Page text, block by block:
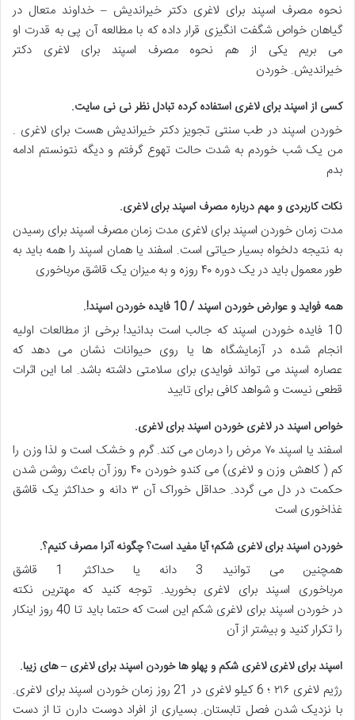
نحوه مصرف اسپند برای لاغری دکتر خیراندیش – خداوند متعال در
گیاهان خواص شگفت انگیزی قرار داده که با مطالعه آن پی به قدرت او
می بریم یکی از هم نحوه مصرف اسپند برای لاغری دکتر
خیراندیش. خوردن
کسی از اسپند برای لاغری استفاده کرده تبادل نظر نی نی سایت.
خوردن اسپند در طب سنتی تجویز دکتر خیراندیش هست برای لاغری .
من یک شب خوردم به شدت حالت تهوع گرفتم و دیگه نتونستم ادامه
بدم
نکات کاربردی و مهم درباره مصرف اسپند برای لاغری.
مدت زمان خوردن اسپند برای لاغری مدت زمان مصرف اسپند برای رسیدن
به نتیجه دلخواه بسیار حیاتی است. اسفند یا همان اسپند را همه باید به
طور معمول باید در یک دوره ۴۰ روزه و به میزان یک قاشق مرباخوری
همه فواید و عوارض خوردن اسپند / 10 فایده خوردن اسپند !.
10 فایده خوردن اسپند که جالب است بدانید! برخی از مطالعات اولیه
انجام شده در آزمایشگاه ها یا روی حیوانات نشان می دهد که
عصاره اسپند می تواند فوایدی برای سلامتی داشته باشد. اما این اثرات
قطعی نیست و شواهد کافی برای تایید
خواص اسپند در لاغری خوردن اسپند برای لاغری.
اسفند یا اسپند ۷۰ مرض را درمان می کند. گرم و خشک است و لذا وزن را
کم ( کاهش وزن و لاغری) می کندو خوردن ۴۰ روز آن باعث روشن شدن
حکمت در دل می گردد. حداقل خوراک آن ۳ دانه و حداکثر یک قاشق
غذاخوری است
خوردن اسپند برای لاغری شکم؛ آیا مفید است؟ چگونه آنرا مصرف کنیم؟.
همچنین می توانید 3 دانه یا حداکثر 1 قاشق
مرباخوری اسپند برای لاغری بخورید. توجه کنید که مهترین نکته
در خوردن اسپند برای لاغری شکم این است که حتما باید تا 40 روز اینکار
را تکرار کنید و بیشتر از آن
اسپند برای لاغری لاغری شکم و پهلو ها خوردن اسپند برای لاغری – های زیبا.
رژیم لاغری ۲۱۶ ؛ 6 کیلو لاغری در 21 روز زمان خوردن اسپند برای لاغری.
با نزدیک شدن فصل تابستان. بسیاری از افراد دوست دارن تا از دست